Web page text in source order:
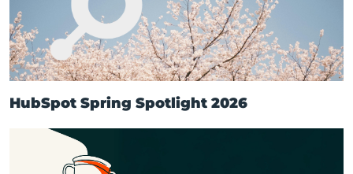
HubSpot Spring Spotlight 2026